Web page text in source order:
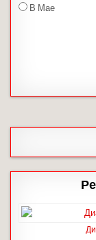
В Мае